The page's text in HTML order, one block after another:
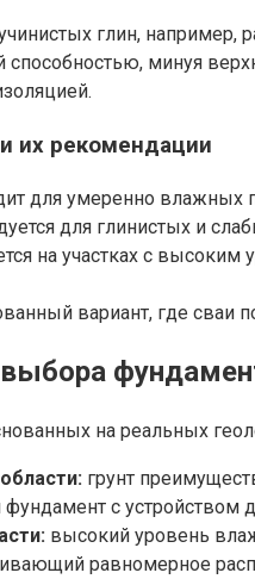
глин, например,
минуя
их рекомендации
для умеренно влажных
для глинистых и
на участках с
вариант, где сваи
на реальных
грунт
с устройством
высокий уровень
равномерное